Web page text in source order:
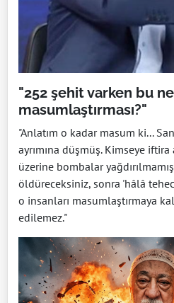
"252 şehit varken bu
masumlaştırması?"
"Anlatım o kadar masum ki...
ayrımına düşmüş. Kimseye iftira
üzerine bombalar
öldüreceksiniz, sonra 'hâlâ
o insanları masumlaştırmaya
edilemez."